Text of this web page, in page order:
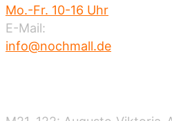
Mo.-Fr. 10-16 Uhr
E-Mail:
info@nochmall.de